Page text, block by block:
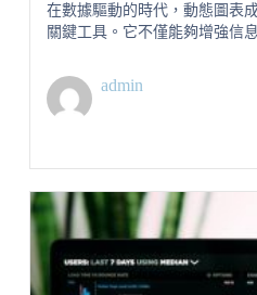
在數據驅動的時代，動態圖表
關鍵工具。它不僅能夠增強信
admin